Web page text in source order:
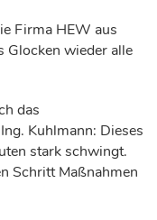
Firma HEW aus
Glocken wieder alle
das
Kuhlmann: Dieses
stark schwingt.
Schritt Maßnahmen